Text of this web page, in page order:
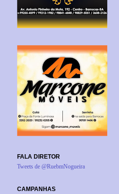
FALA DIRETOR
Tweets de @RuebmNogueira
CAMPANHAS